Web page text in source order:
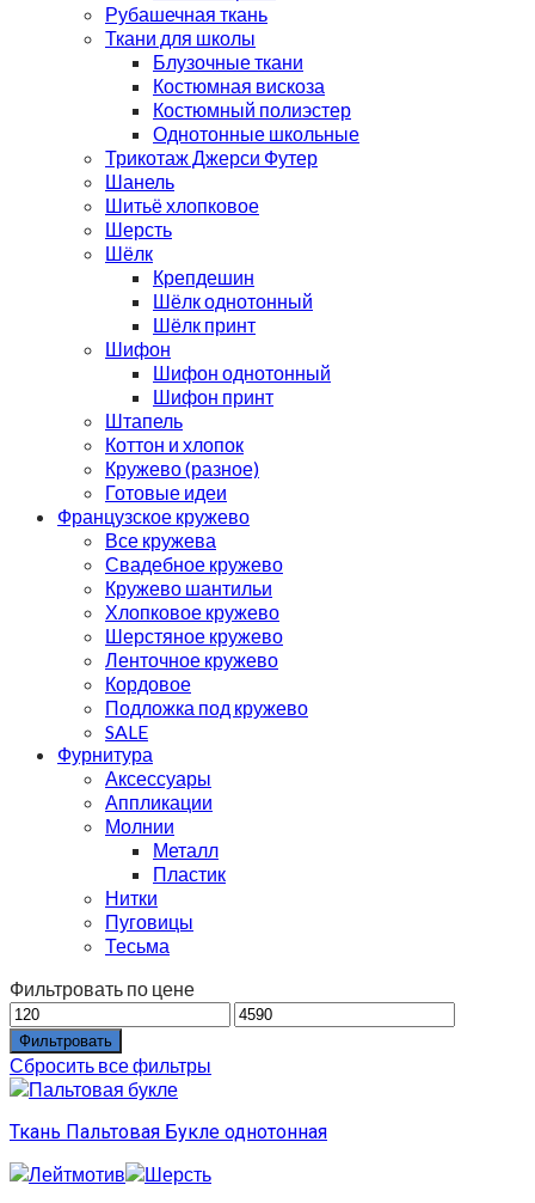
Рубашечная ткань
Ткани для школы
Блузочные ткани
Костюмная вискоза
Костюмный полиэстер
Однотонные школьные
Трикотаж Джерси Футер
Шанель
Шитьё хлопковое
Шерсть
Шёлк
Крепдешин
Шёлк однотонный
Шёлк принт
Шифон
Шифон однотонный
Шифон принт
Штапель
Коттон и хлопок
Кружево (разное)
Готовые идеи
Французское кружево
Все кружева
Свадебное кружево
Кружево шантильи
Хлопковое кружево
Шерстяное кружево
Ленточное кружево
Кордовое
Подложка под кружево
SALE
Фурнитура
Аксессуары
Аппликации
Молнии
Металл
Пластик
Нитки
Пуговицы
Тесьма
Фильтровать по цене
Фильтровать
Сбросить все фильтры
Ткань Пальтовая Букле однотонная